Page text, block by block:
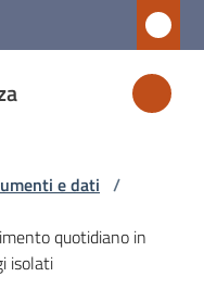
e dati /
quotidiano in
isolati